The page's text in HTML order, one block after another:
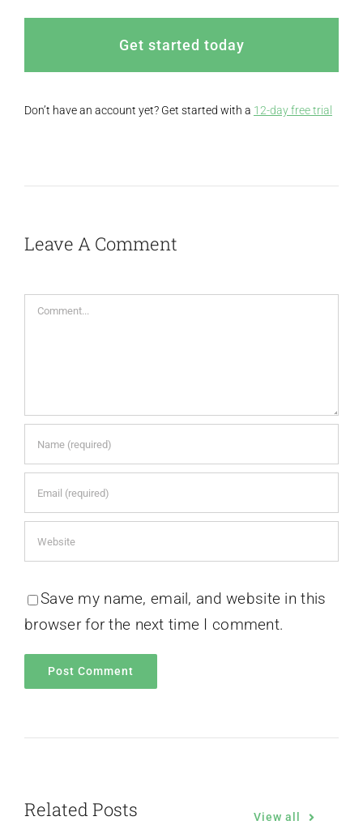
Get started today
Don’t have an account yet? Get started with a 12-day free trial
Leave A Comment
Comment
Save my name, email, and website in this
browser for the next time I comment.
Related Posts View all